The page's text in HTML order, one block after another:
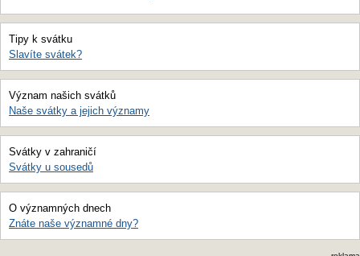
Tipy k svátku
Slavíte svátek?
Význam našich svátků
Naše svátky a jejich významy
Svátky v zahraničí
Svátky u sousedů
O významných dnech
Znáte naše významné dny?